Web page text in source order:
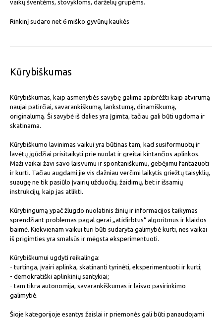
vaikų šventėms, stovykloms, darželių grupėms.
Rinkinį sudaro net 6 miško gyvūnų kaukės
Kūrybiškumas
Kūrybiškumas, kaip asmenybės savybę galima apibrėžti kaip atvirumą
naujai patirčiai, savarankiškumą, lankstumą, dinamiškumą,
originalumą. Ši savybė iš dalies yra įgimta, tačiau gali būti ugdoma ir
skatinama.
Kūrybiškumo lavinimas vaikui yra būtinas tam, kad susiformuotų ir
lavėtų įgūdžiai prisitaikyti prie nuolat ir greitai kintančios aplinkos.
Maži vaikai žavi savo laisvumu ir spontaniškumu, gebėjimu fantazuoti
ir kurti. Tačiau augdami jie vis dažniau verčimi laikytis griežtų taisyklių,
suaugę ne tik pasiūlo įvairių užduočių, žaidimų, bet ir išsamių
instrukcijų, kaip jas atlikti.
Kūrybingumą ypač žlugdo nuolatinis žinių ir informacijos taikymas
sprendžiant problemas pagal gerai „atidirbtus“ algoritmus ir klaidos
baimė. Kiekvienam vaikui turi būti sudaryta galimybė kurti, nes vaikai
iš prigimties yra smalsūs ir mėgsta eksperimentuoti.
Kūrybiškumui ugdyti reikalinga:
- turtinga, įvairi aplinka, skatinanti tyrinėti, eksperimentuoti ir kurti;
- demokratiški aplinkinių santykiai;
- tam tikra autonomija, savarankiškumas ir laisvo pasirinkimo
galimybė.
Šioje kategorijoje esantys žaislai ir priemonės gali būti panaudojami